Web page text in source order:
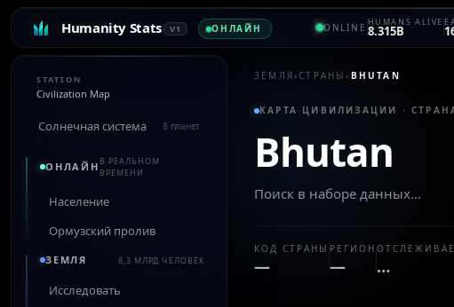
Humanity Stats V1 ОНЛАЙН ONLINE HUMANS ALIVE
8.315B
STATION
Civilization Map
Солнечная система 8 планет
ОНЛАЙН В РЕАЛЬНОМ
ВРЕМЕНИ
Население
Ормузский пролив
ЗЕМЛЯ 8,3 МЛРД ЧЕЛОВЕК
Исследовать
ЗЕМЛЯ›СТРАНЫ› BHUTAN
КАРТА ЦИВИЛИЗАЦИИ ·
Bhutan
Поиск в наборе данных…
КОД СТРАНЫ
—
РЕГИОН
— …